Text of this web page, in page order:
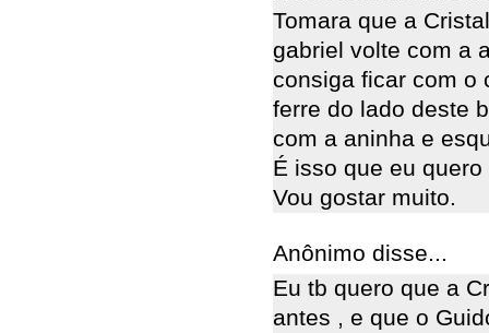
Tomara que a
gabriel volte com a
consiga ficar com o
ferre do lado deste
com a aninha e
É isso que eu
Vou gostar muito.
Anônimo disse...
Eu tb quero que a
antes , e que o